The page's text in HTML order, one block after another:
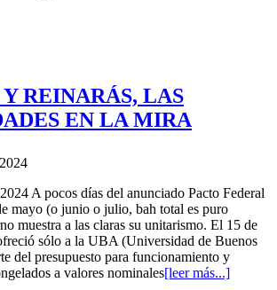
REINARÁS, LAS
EN LA MIRA
A pocos días del anunciado Pacto Federal
mayo (o junio o julio, bah total es puro
muestra a las claras su unitarismo. El 15 de
sólo a la UBA (Universidad de Buenos
del presupuesto para funcionamiento y
a valores nominales[leer más...]